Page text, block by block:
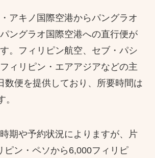
アキノ国際空港からパングラオ
ングラオ国際空港への直行便が
。​フィリピン航空、セブ・パシ
ィリピン・エアアジアなどの主
数便を提供しており、所要時間は
期や予約状況によりますが、片
ピン・ペソから6,000フィリピ